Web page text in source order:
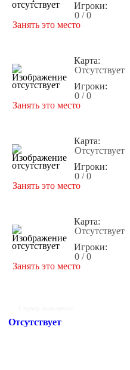
Игроки:
0 / 0
Занять это место
Карта:
Отсутствует
Игроки:
0 / 0
Занять это место
Карта:
Отсутствует
Игроки:
0 / 0
Занять это место
Карта:
Отсутствует
Игроки:
0 / 0
Занять это место
Отсутствует